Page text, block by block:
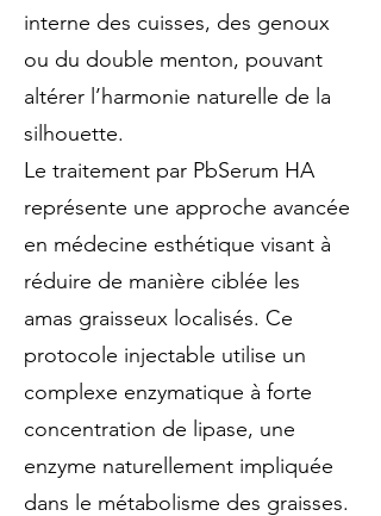
interne des cuisses, des genoux
ou du double menton, pouvant
altérer l’harmonie naturelle de la
silhouette.
Le traitement par PbSerum HA
représente une approche avancée
en médecine esthétique visant à
réduire de manière ciblée les
amas graisseux localisés. Ce
protocole injectable utilise un
complexe enzymatique à forte
concentration de lipase, une
enzyme naturellement impliquée
dans le métabolisme des graisses.